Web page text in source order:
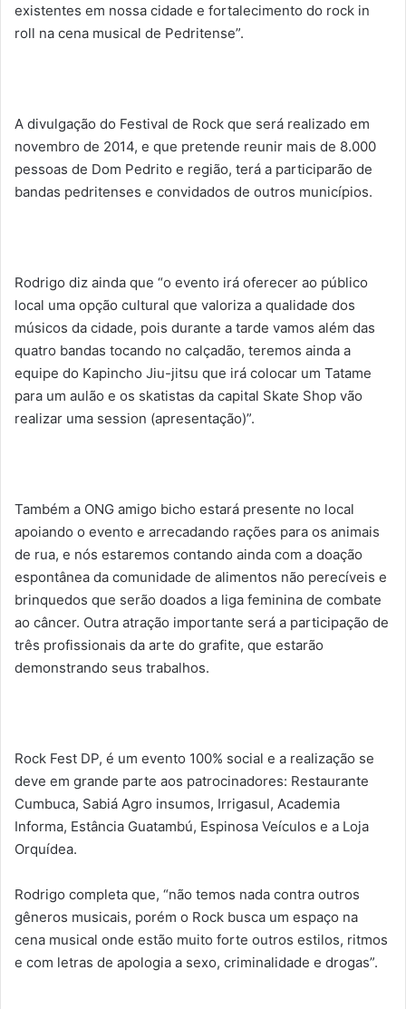
existentes em nossa cidade e fortalecimento do rock in
roll na cena musical de Pedritense”.
A divulgação do Festival de Rock que será realizado em
novembro de 2014, e que pretende reunir mais de 8.000
pessoas de Dom Pedrito e região, terá a participarão de
bandas pedritenses e convidados de outros municípios.
Rodrigo diz ainda que “o evento irá oferecer ao público
local uma opção cultural que valoriza a qualidade dos
músicos da cidade, pois durante a tarde vamos além das
quatro bandas tocando no calçadão, teremos ainda a
equipe do Kapincho Jiu-jitsu que irá colocar um Tatame
para um aulão e os skatistas da capital Skate Shop vão
realizar uma session (apresentação)”.
Também a ONG amigo bicho estará presente no local
apoiando o evento e arrecadando rações para os animais
de rua, e nós estaremos contando ainda com a doação
espontânea da comunidade de alimentos não perecíveis e
brinquedos que serão doados a liga feminina de combate
ao câncer. Outra atração importante será a participação de
três profissionais da arte do grafite, que estarão
demonstrando seus trabalhos.
Rock Fest DP, é um evento 100% social e a realização se
deve em grande parte aos patrocinadores: Restaurante
Cumbuca, Sabiá Agro insumos, Irrigasul, Academia
Informa, Estância Guatambú, Espinosa Veículos e a Loja
Orquídea.
Rodrigo completa que, “não temos nada contra outros
gêneros musicais, porém o Rock busca um espaço na
cena musical onde estão muito forte outros estilos, ritmos
e com letras de apologia a sexo, criminalidade e drogas”.